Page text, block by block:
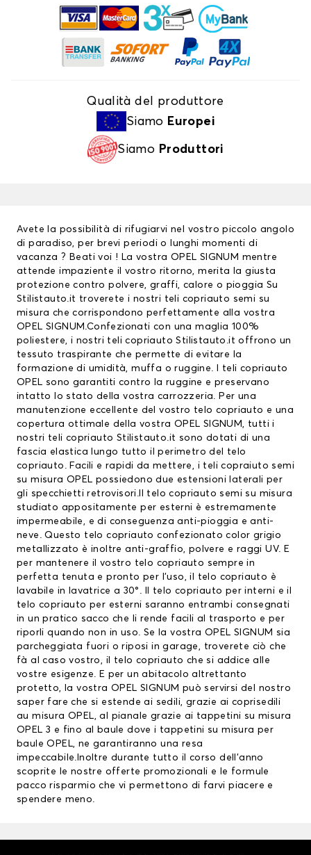
Qualità del produttore
Siamo Europei
Siamo Produttori
Avete la possibilità di rifugiarvi nel vostro piccolo angolo
di paradiso, per brevi periodi o lunghi momenti di
vacanza ? Beati voi ! La vostra OPEL SIGNUM mentre
attende impaziente il vostro ritorno, merita la giusta
protezione contro polvere, graffi, calore o pioggia Su
Stilistauto.it troverete i nostri teli copriauto semi su
misura che corrispondono perfettamente alla vostra
OPEL SIGNUM.Confezionati con una maglia 100%
poliestere, i nostri teli copriauto Stilistauto.it offrono un
tessuto traspirante che permette di evitare la
formazione di umidità, muffa o ruggine. I teli copriauto
OPEL sono garantiti contro la ruggine e preservano
intatto lo stato della vostra carrozzeria. Per una
manutenzione eccellente del vostro telo copriauto e una
copertura ottimale della vostra OPEL SIGNUM, tutti i
nostri teli copriauto Stilistauto.it sono dotati di una
fascia elastica lungo tutto il perimetro del telo
copriauto. Facili e rapidi da mettere, i teli copraiuto semi
su misura OPEL possiedono due estensioni laterali per
gli specchietti retrovisori.Il telo copriauto semi su misura
studiato appositamente per esterni è estremamente
impermeabile, e di conseguenza anti-pioggia e anti-
neve. Questo telo copriauto confezionato color grigio
metallizzato è inoltre anti-graffio, polvere e raggi UV. E
per mantenere il vostro telo copriauto sempre in
perfetta tenuta e pronto per l’uso, il telo copriauto è
lavabile in lavatrice a 30°. Il telo copriauto per interni e il
telo copriauto per esterni saranno entrambi consegnati
in un pratico sacco che li rende facili al trasporto e per
riporli quando non in uso. Se la vostra OPEL SIGNUM sia
parcheggiata fuori o riposi in garage, troverete ciò che
fà al caso vostro, il telo copriauto che si addice alle
vostre esigenze. E per un abitacolo altrettanto
protetto, la vostra OPEL SIGNUM può servirsi del nostro
saper fare che si estende ai sedili, grazie ai coprisedili
au misura OPEL, al pianale grazie ai tappetini su misura
OPEL 3 e fino al baule dove i tappetini su misura per
baule OPEL, ne garantiranno una resa
impeccabile.Inoltre durante tutto il corso dell’anno
scoprite le nostre offerte promozionali e le formule
pacco risparmio che vi permettono di farvi piacere e
spendere meno.